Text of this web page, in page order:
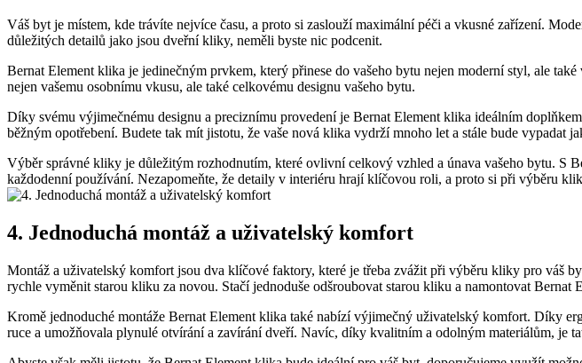
Váš byt je místem, kde trávíte nejvíce času, a proto⁣ si zaslouží maximální⁤ péči⁢ a ​vkusné zařízení.
důležitých​ detailů jako jsou dveřní kliky, neměli byste nic podcenit.
Bernat Element klika je⁣ jedinečným prvkem, který přinese do ⁤vašeho bytu nejen moderní styl, ale
nejen vašemu osobnímu vkusu, ale ​také celkovému designu vašeho bytu.
Díky svému výjimečnému designu a preciznímu ‍provedení je Bernat Element klika ideálním
běžným opotřebení. Budete tak ‌mít jistotu, že ‍vaše nová klika vydrží⁣ mnoho‍ let a stále bude vypadat
Výběr správné kliky je důležitým rozhodnutím, které ovlivní celkový‍ vzhled a únava vašeho bytu. S
každodenní používání. Nezapomeňte, že detaily v interiéru hrají klíčovou roli,⁢ a proto si při výběru
4. Jednoduchá montáž a uživatelský komfort
Montáž a uživatelský komfort jsou dva​ klíčové faktory, které ​je třeba zvážit při výběru kliky pro váš
rychle⁣ vyměnit starou kliku za novou. Stačí jednoduše odšroubovat starou kliku a namontovat
Kromě jednoduché montáže ​Bernat Element klika také nabízí výjimečný ⁤uživatelský komfort. Díky
ruce a umožňovala plynulé otvírání a zavírání dveří. Navíc, díky kvalitním a odolným materiálům, je